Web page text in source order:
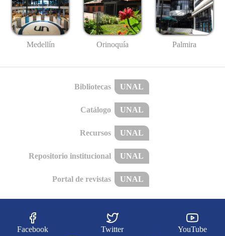
Medellín Orinoquía Palmira
Bibliotecas UNAL
Catálogo UNAL
Recursos UNAL
Repositorio institucional UNAL
Portal de revistas UNAL
Facebook Twitter YouTube